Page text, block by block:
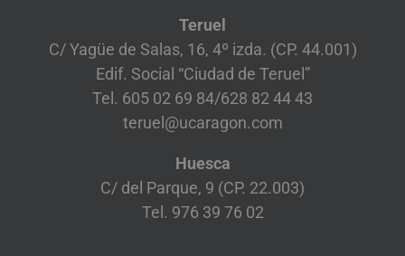
Teruel
C/ Yagüe de Salas, 16, 4º izda. (CP. 44.001)
Edif. Social “Ciudad de Teruel”
Tel. 605 02 69 84/628 82 44 43
teruel@ucaragon.com
Huesca
C/ del Parque, 9 (CP. 22.003)
Tel. 976 39 76 02